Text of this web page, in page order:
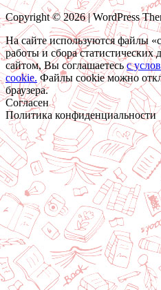
Copyright © 2026 | WordPress
На сайте используются файлы
работы и сбора
сайтом, Вы соглашаетесьc
cookie. Файлы cookie можно
браузера.
Согласен
Политика конфиденциальности